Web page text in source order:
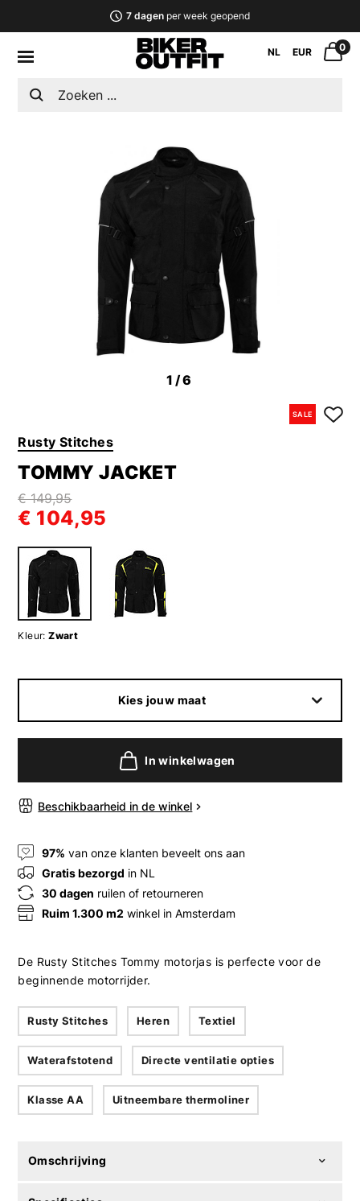
7 dagenper week geopend
NL EUR 0
1 /6
SALE
Rusty Stitches
TOMMY JACKET
€ 149,95
€ 104,95
Kleur: Zwart
Kies jouw maat
In winkelwagen
Beschikbaarheid in de winkel
97% van onze klanten beveelt ons aan
Gratis bezorgd in NL
30 dagen ruilen of retourneren
Ruim 1.300 m2 winkel in Amsterdam
De Rusty Stitches Tommy motorjas is perfecte voor de
beginnende motorrijder.
Rusty Stitches Heren Textiel
Waterafstotend Directe ventilatie opties
Klasse AA Uitneembare thermoliner
Omschrijving